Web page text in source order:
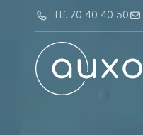
Tlf. 70 40 40 50